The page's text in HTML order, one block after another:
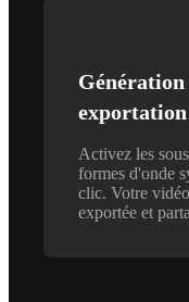
exportation
Activez les
formes d'onde
clic. Votre
exportée et